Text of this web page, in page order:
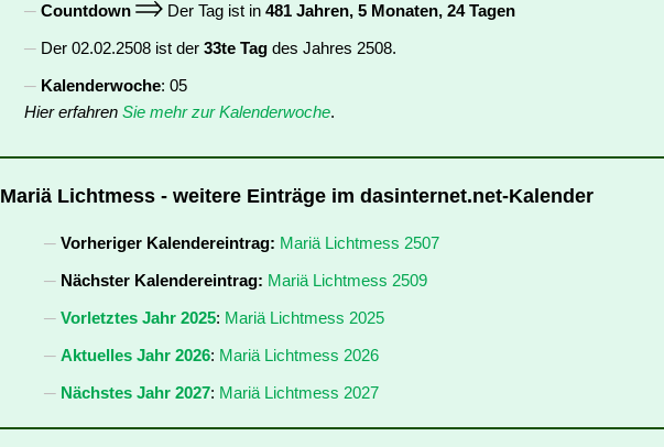
Countdown
Der Tag ist in 481 Jahren, 5 Monaten, 24 Tagen
Der 02.02.2508 ist der 33te Tag des Jahres 2508.
Kalenderwoche: 05
Hier erfahren Sie mehr zur Kalenderwoche.
Mariä Lichtmess - weitere Einträge im dasinternet.net-Kalender
Vorheriger Kalendereintrag: Mariä Lichtmess 2507
Nächster Kalendereintrag: Mariä Lichtmess 2509
Vorletztes Jahr 2025: Mariä Lichtmess 2025
Aktuelles Jahr 2026: Mariä Lichtmess 2026
Nächstes Jahr 2027: Mariä Lichtmess 2027